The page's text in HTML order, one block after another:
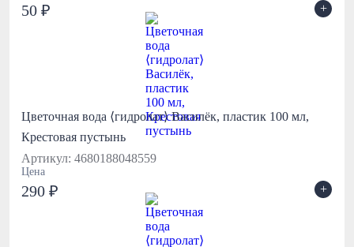
50 ₽ +
Цветочная вода ⟨гидролат⟩ Василёк, пластик 100 мл,
Крестовая пустынь
Артикул: 4680188048559
Цена
290 ₽ +